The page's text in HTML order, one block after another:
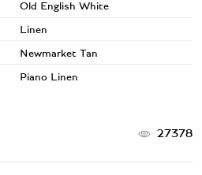
Old English White
Linen
Newmarket Tan
Piano Linen
27378